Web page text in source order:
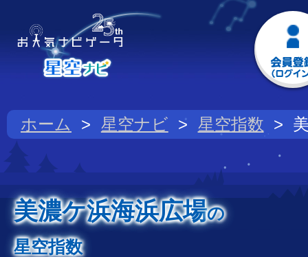
ホーム 星空ナビ 星空指数
美濃ケ浜海浜広場の
星空指数